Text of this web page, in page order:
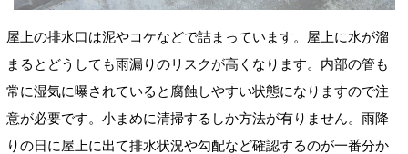
屋上の排水口は泥やコケなどで詰まっています。屋上に水が溜
まるとどうしても雨漏りのリスクが高くなります。内部の管も
常に湿気に曝されていると腐蝕しやすい状態になりますので注
意が必要です。小まめに清掃するしか方法が有りません。雨降
りの日に屋上に出て排水状況や勾配など確認するのが一番分か